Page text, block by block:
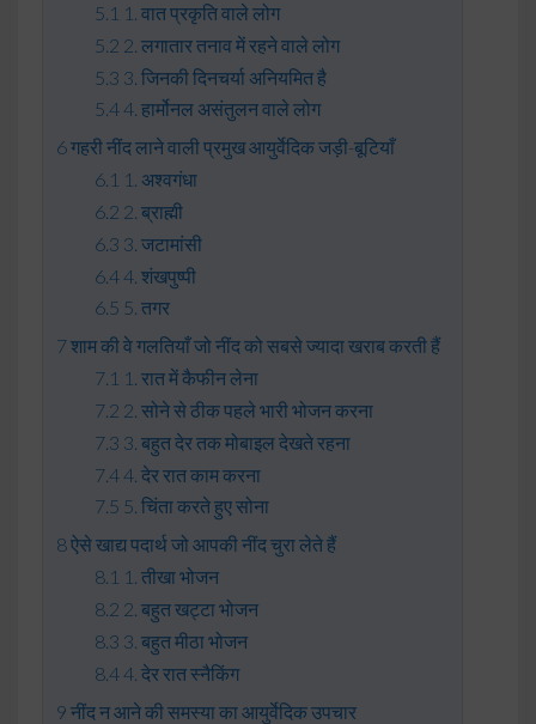
1. वात प्रकृति वाले लोग
2. लगातार तनाव में रहने वाले लोग
3. जिनकी दिनचर्या अनियमित है
4. हार्मोनल असंतुलन वाले लोग
गहरी नींद लाने वाली प्रमुख आयुर्वेदिक जड़ी-बूटियाँ
1. अश्वगंधा
2. ब्राह्मी
3. जटामांसी
4. शंखपुष्पी
5. तगर
शाम की वे गलतियाँ जो नींद को सबसे ज्यादा खराब करती हैं
1. रात में कैफीन लेना
2. सोने से ठीक पहले भारी भोजन करना
3. बहुत देर तक मोबाइल देखते रहना
4. देर रात काम करना
5. चिंता करते हुए सोना
ऐसे खाद्य पदार्थ जो आपकी नींद चुरा लेते हैं
1. तीखा भोजन
2. बहुत खट्टा भोजन
3. बहुत मीठा भोजन
4. देर रात स्नैकिंग
नींद न आने की समस्या का आयुर्वेदिक उपचार